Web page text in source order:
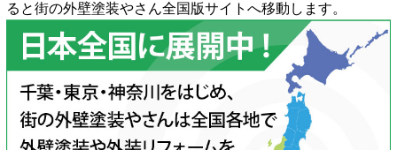
ると街の外壁塗装やさん全国版サイトへ移動します。